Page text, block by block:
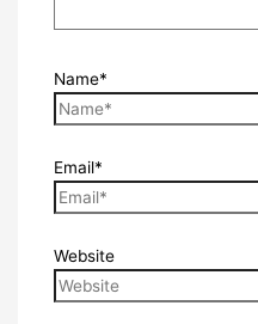
Name*
Email*
Website